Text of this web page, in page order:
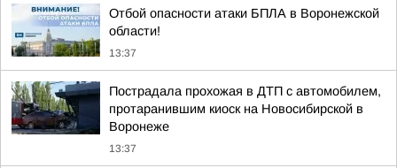
Отбой опасности атаки БПЛА в Воронежской
области!
13:37
Пострадала прохожая в ДТП с автомобилем,
протаранившим киоск на Новосибирской в
Воронеже
13:37